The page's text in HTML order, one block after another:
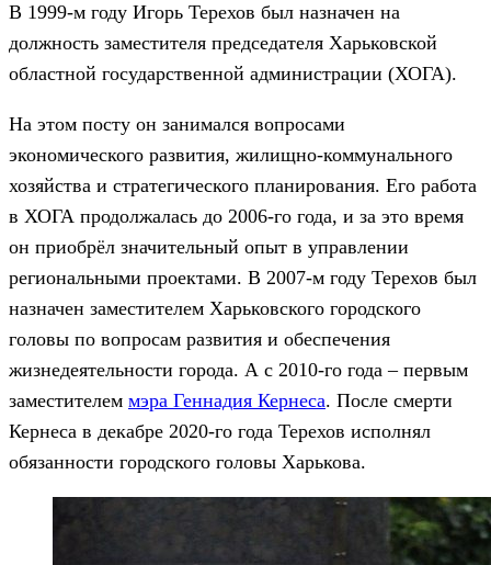
В 1999-м году Игорь Терехов был назначен на
должность заместителя председателя Харьковской
областной государственной администрации (ХОГА).
На этом посту он занимался вопросами
экономического развития, жилищно-коммунального
хозяйства и стратегического планирования. Его работа
в ХОГА продолжалась до 2006-го года, и за это время
он приобрёл значительный опыт в управлении
региональными проектами. В 2007-м году Терехов был
назначен заместителем Харьковского городского
головы по вопросам развития и обеспечения
жизнедеятельности города. А с 2010-го года – первым
заместителем мэра Геннадия Кернеса. После смерти
Кернеса в декабре 2020-го года Терехов исполнял
обязанности городского головы Харькова.